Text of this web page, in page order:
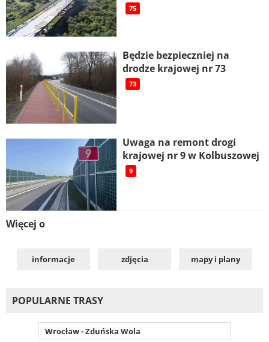
75
Będzie bezpieczniej na
drodze krajowej nr 73
73
Uwaga na remont drogi
krajowej nr 9 w Kolbuszowej
9
Więcej o
informacje zdjęcia mapy i plany
POPULARNE TRASY
Wrocław - Zduńska Wola